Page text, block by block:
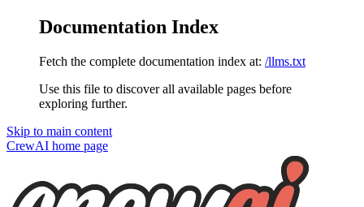
Documentation Index
Fetch the complete documentation index at: /llms.txt
Use this file to discover all available pages before
exploring further.
Skip to main content
CrewAI home page